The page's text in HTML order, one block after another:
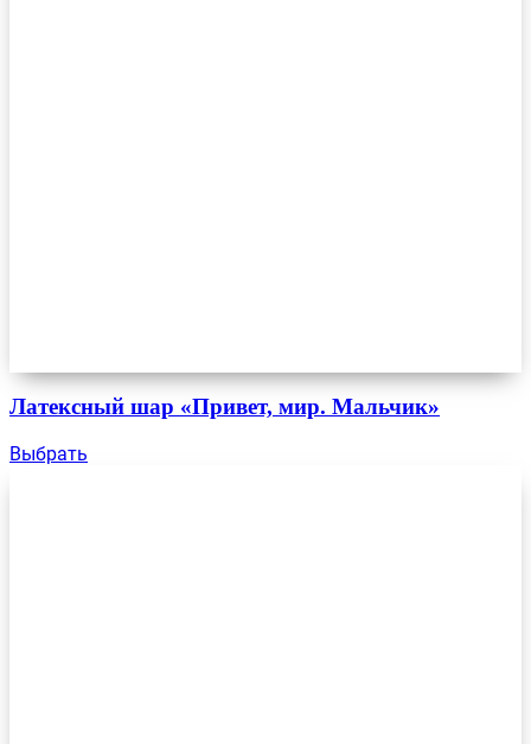
Латексный шар «Привет, мир. Мальчик»
Выбрать